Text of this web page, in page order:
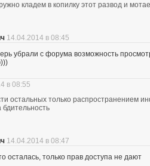
кладем в копилку этот развод и
14.04.2014 в 08:45
убрали с форума возможность
в 08:55
остальных только распространением
бдительность
14.04.2014 в 08:47
осталась, только прав доступа не дают